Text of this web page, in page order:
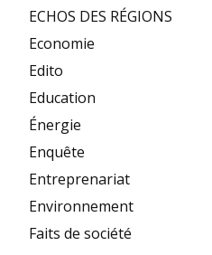
ECHOS DES RÉGIONS
Economie
Edito
Education
Énergie
Enquête
Entreprenariat
Environnement
Faits de société